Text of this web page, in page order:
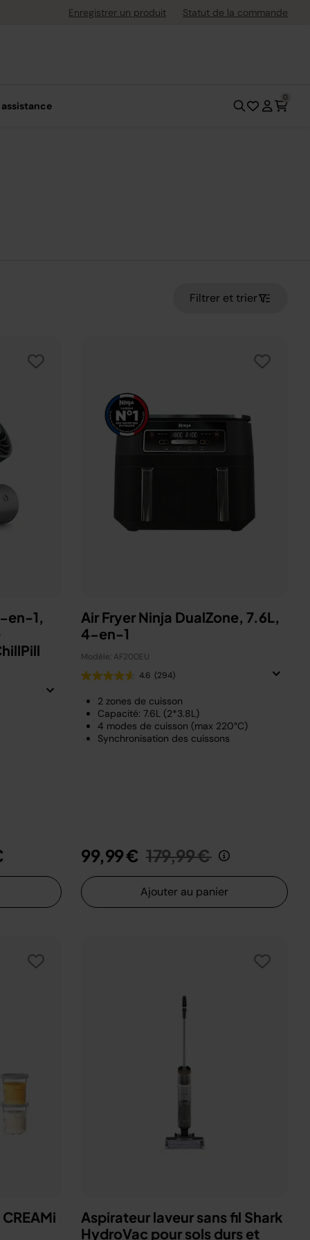
Retours gratuits jusqu'à 30 jours après l'achat
Enregistrer un produit Statut de la commande
0
Filtrer et trier
en-1,
Air Fryer Ninja DualZone, 7.6L,
4-en-1
Modèle: AF200EU
4.6 (294)
2 zones de cuisson
Capacité: 7.6L (2*3.8L)
4 modes de cuisson (max 220°C)
Synchronisation des cuissons
99,99 € Prix réduit de
179,99 €au
Ajouter au panier
Aspirateur laveur sans fil Shark
HydroVac pour sols durs et